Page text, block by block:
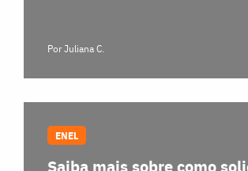
Por Juliana C.
ENEL
Saiba mais sobre como